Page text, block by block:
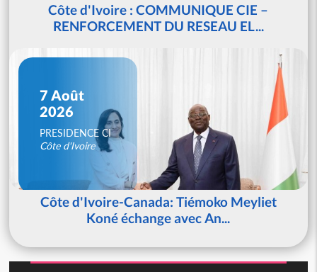
Côte d'Ivoire : COMMUNIQUE CIE –
RENFORCEMENT DU RESEAU EL...
7 Août
2026
PRESIDENCE CI
Côte d'Ivoire
Côte d'Ivoire-Canada: Tiémoko Meyliet
Koné échange avec An...